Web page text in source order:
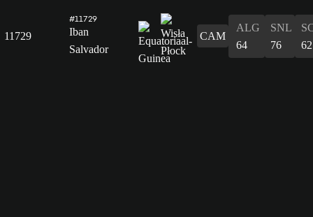
11729
#11729
Iban
Salvador
CAM
ALG
64
SNL
76
62